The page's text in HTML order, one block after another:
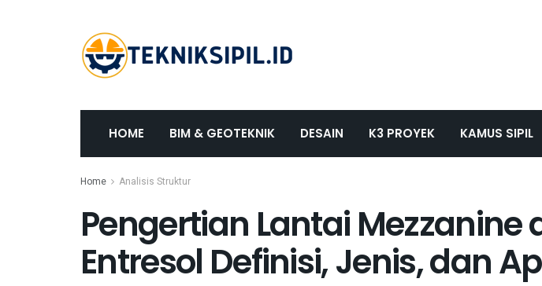
HOME BIM & GEOTEKNIK DESAIN K3 PROYEK KAMUS SIPIL
Home Analisis Struktur
Pengertian Lantai Mezzanine
Entresol Definisi, Jenis, dan